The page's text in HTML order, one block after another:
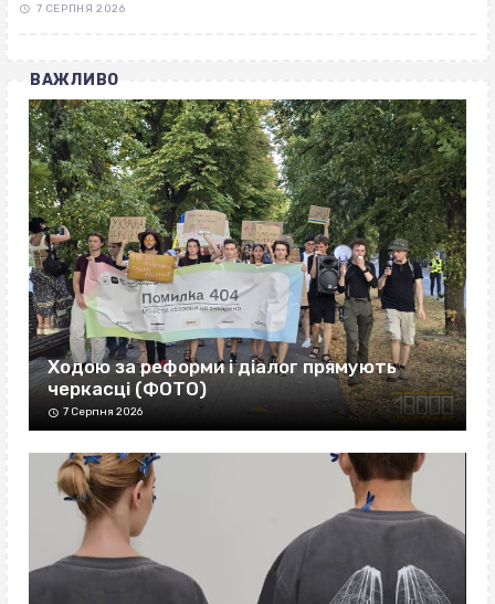
7 СЕРПНЯ 2026
ВАЖЛИВО
Ходою за реформи і діалог прямують
черкасці (ФОТО)
7 Серпня 2026